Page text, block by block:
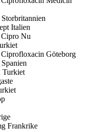
Italien
Cipro Nu
Göteborg
Turkiet
Frankrike